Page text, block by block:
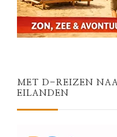
MET D-REIZEN
EILANDEN